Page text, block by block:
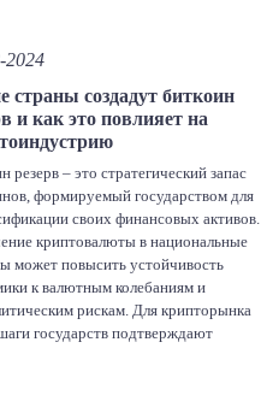
2024
страны создадут биткоин
и как это повлияет на
резерв – это стратегический запас
формируемый государством для
своих финансовых активов.
криптовалюты в национальные
может повысить устойчивость
к валютным колебаниям и
рискам. Для крипторынка
государств подтверждают